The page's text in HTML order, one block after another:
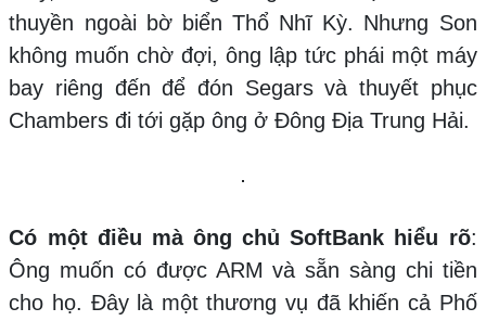
thuyền ngoài bờ biển Thổ Nhĩ Kỳ. Nhưng Son
không muốn chờ đợi, ông lập tức phái một máy
bay riêng đến để đón Segars và thuyết phục
Chambers đi tới gặp ông ở Đông Địa Trung Hải.
Có một điều mà ông chủ SoftBank hiểu rõ:
Ông muốn có được ARM và sẵn sàng chi tiền
cho họ. Đây là một thương vụ đã khiến cả Phố